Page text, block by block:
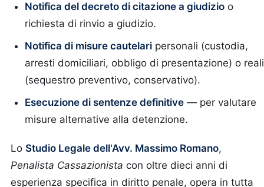
Notifica del decreto di citazione a giudizio o
richiesta di rinvio a giudizio.
Notifica di misure cautelari personali (custodia,
arresti domiciliari, obbligo di presentazione) o reali
(sequestro preventivo, conservativo).
Esecuzione di sentenze definitive — per valutare
misure alternative alla detenzione.
Lo Studio Legale dell'Avv. Massimo Romano,
Penalista Cassazionista con oltre dieci anni di
esperienza specifica in diritto penale, opera in tutta